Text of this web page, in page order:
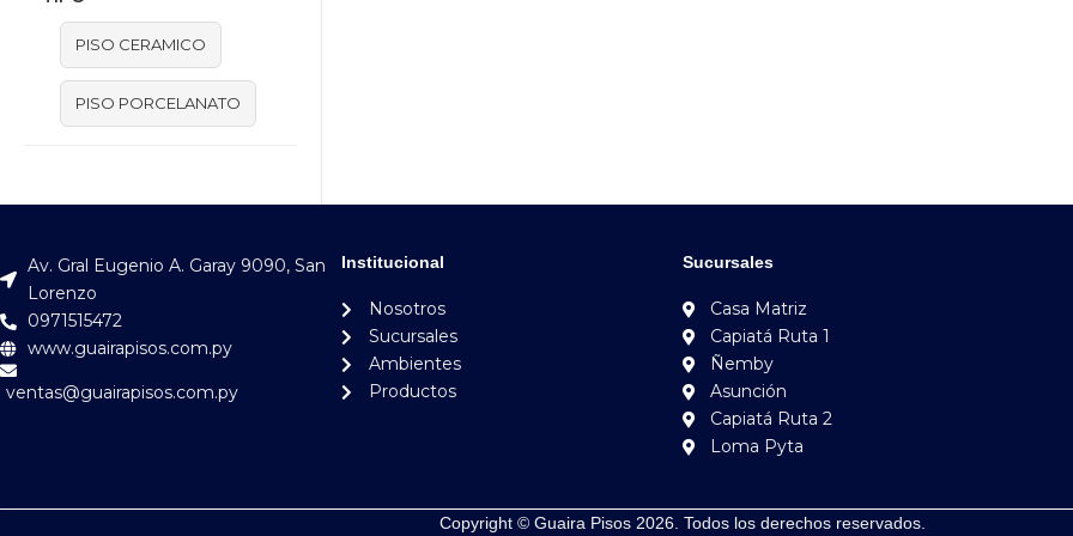
PISO CERAMICO
PISO PORCELANATO
Av. Gral Eugenio A. Garay 9090, San
Lorenzo
0971515472
www.guairapisos.com.py
ventas@guairapisos.com.py
Institucional
Nosotros
Sucursales
Ambientes
Productos
Sucursales
Casa Matriz
Capiatá Ruta 1
Ñemby
Asunción
Capiatá Ruta 2
Loma Pyta
Copyright © Guaira Pisos 2026. Todos los derechos reservados.